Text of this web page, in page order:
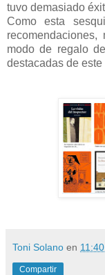
tuvo demasiado
Como esta
modo de regalo
destacadas de
Toni Solano en 11:40
Compartir